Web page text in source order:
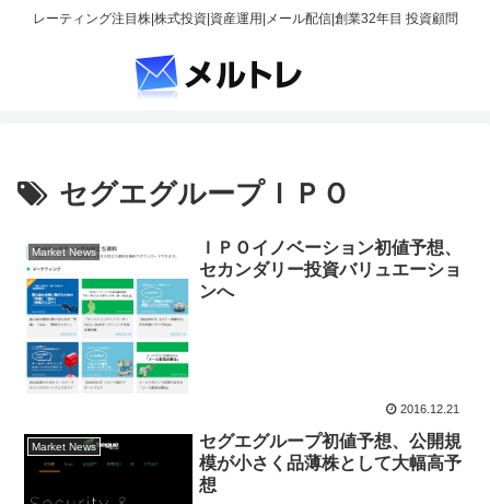
レーティング注目株|株式投資|資産運用|メール配信|創業32年目 投資顧問
セグエグループＩＰＯ
Market News
ＩＰＯイノベーション初値予想、
セカンダリー投資バリュエーショ
ンへ
2016.12.21
Market News
セグエグループ初値予想、公開規
模が小さく品薄株として大幅高予
想